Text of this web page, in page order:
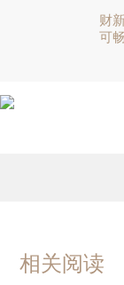
财
可
相关阅读